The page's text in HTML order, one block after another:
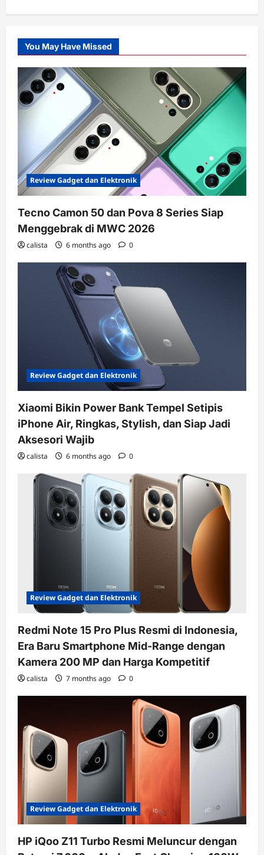
You May Have Missed
Review Gadget dan Elektronik
Tecno Camon 50 dan Pova 8 Series Siap
Menggebrak di MWC 2026
calista 6 months ago 0
Review Gadget dan Elektronik
Xiaomi Bikin Power Bank Tempel Setipis
iPhone Air, Ringkas, Stylish, dan Siap Jadi
Aksesori Wajib
calista 6 months ago 0
Review Gadget dan Elektronik
Redmi Note 15 Pro Plus Resmi di Indonesia,
Era Baru Smartphone Mid-Range dengan
Kamera 200 MP dan Harga Kompetitif
calista 7 months ago 0
Review Gadget dan Elektronik
HP iQoo Z11 Turbo Resmi Meluncur dengan